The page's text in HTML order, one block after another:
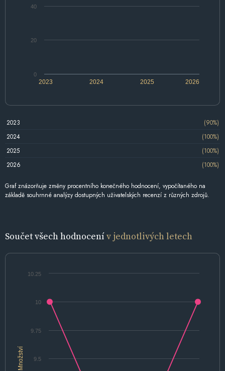
2024 2026
2023 2025
0
20
40
2023
(90%)
2024
(100%)
2025
(100%)
2026
(100%)
Graf znázorňuje změny procentního konečného hodnocení, vypočítaného na
základě souhrnné analýzy dostupných uživatelských recenzí z různých zdrojů.
Součet všech hodnocenív jednotlivých letech
Množství 9.5
9.75
10
10.25